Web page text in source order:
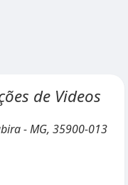
de Videos
- MG, 35900-013